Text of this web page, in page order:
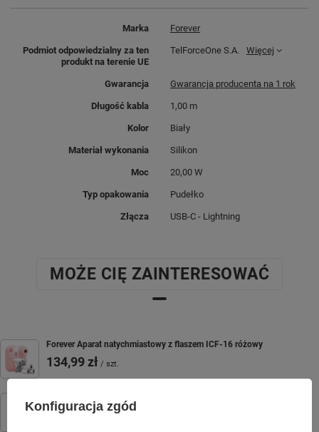
Marka Forever
Podmiot odpowiedzialny za ten
produkt na terenie UE
TelForceOne S.A. Więcej
Gwarancja Gwarancja producenta na 1 rok
Długość kabla 1,00 m
Kolor Biały
Materiał wykonania Silikon
Moc 20,00 W
Typ opakowania Pudełko
Złącza USB-C - Lightning
MOŻE CIĘ ZAINTERESOWAĆ
Forever Aparat natychmiastowy z flaszem ICF-16 różowy
134,99 zł / szt.
2,50 zł
Konfiguracja zgód